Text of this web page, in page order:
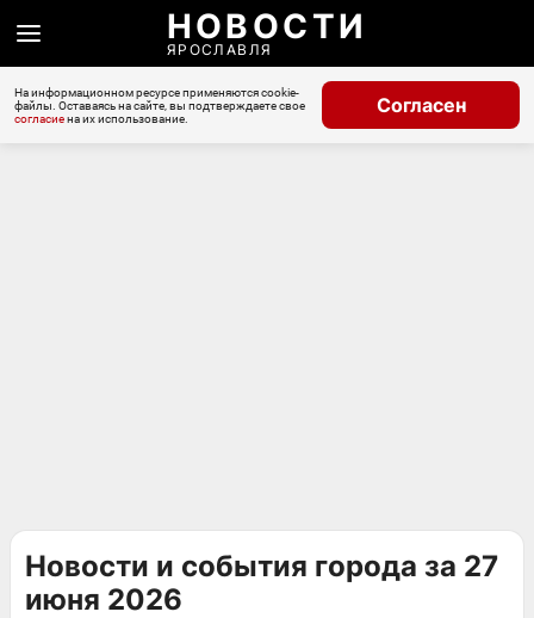
НОВОСТИ
ЯРОСЛАВЛЯ
На информационном ресурсе применяются cookie-
файлы. Оставаясь на сайте, вы подтверждаете свое
согласиена их использование.
Согласен
Новости и события города за 27
июня 2026